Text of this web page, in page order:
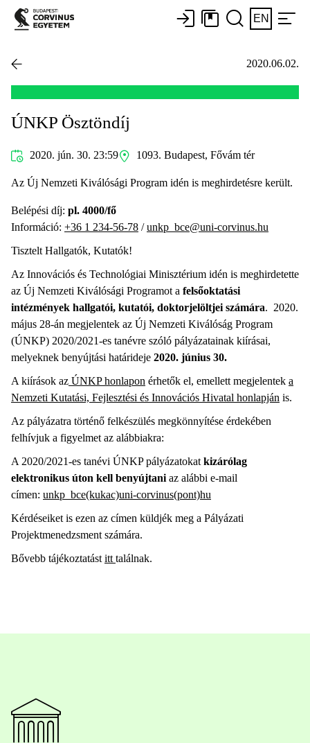
EN
2020.06.02.
ÚNKP Ösztöndíj
2020. jún. 30. 23:59 1093. Budapest, Fővám tér
Az Új Nemzeti Kiválósági Program idén is meghirdetésre került.
Belépési díj: pl. 4000/fő
Információ: +36 1 234-56-78 /unkp_bce@uni-corvinus.hu
Tisztelt Hallgatók, Kutatók!
Az Innovációs és Technológiai Minisztérium idén is meghirdetette
az Új Nemzeti Kiválósági Programot a felsőoktatási
intézmények hallgatói, kutatói, doktorjelöltjei számára. 2020.
május 28-án megjelentek az Új Nemzeti Kiválóság Program
(ÚNKP) 2020/2021-es tanévre szóló pályázatainak kiírásai,
melyeknek benyújtási határideje 2020. június 30.
A kiírások az ÚNKP honlapon érhetők el, emellett megjelentek a
Nemzeti Kutatási, Fejlesztési és Innovációs Hivatal honlapján is.
Az pályázatra történő felkészülés megkönnyítése érdekében
felhívjuk a figyelmet az alábbiakra:
A 2020/2021-es tanévi ÚNKP pályázatokat kizárólag
elektronikus úton kell benyújtani az alábbi e-mail
címen: unkp_bce(kukac)uni-corvinus(pont)hu
Kérdéseiket is ezen az címen küldjék meg a Pályázati
Projektmenedzsment számára.
Bővebb tájékoztatást itt találnak.